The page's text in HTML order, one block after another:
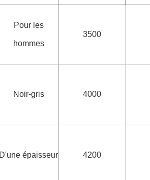
Pour les
hommes
3500
Noir-gris 4000
D'une épaisseur 4200